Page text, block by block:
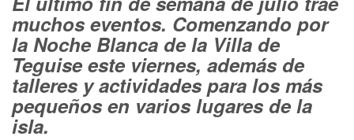
muchos eventos. Comenzando por
la Noche Blanca de la Villa de
Teguise este viernes, además de
talleres y actividades para los más
pequeños en varios lugares de la
isla.